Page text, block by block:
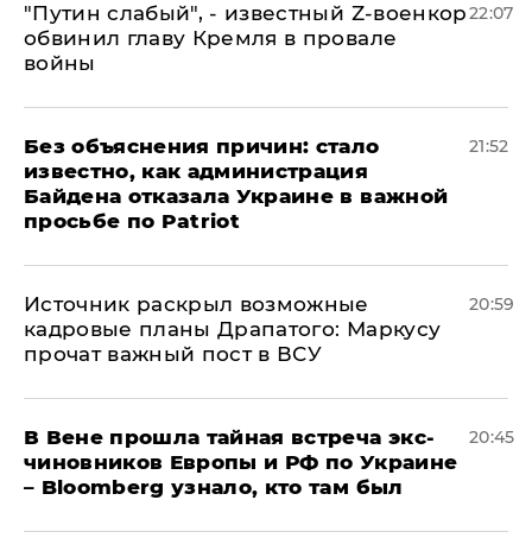
​"Путин слабый", - известный Z-военкор
обвинил главу Кремля в провале
войны
22:07
Без объяснения причин: стало
известно, как администрация
Байдена отказала Украине в важной
просьбе по Patriot
21:52
​Источник раскрыл возможные
кадровые планы Драпатого: Маркусу
прочат важный пост в ВСУ
20:59
В Вене прошла тайная встреча экс-
чиновников Европы и РФ по Украине
– Bloomberg узнало, кто там был
20:45